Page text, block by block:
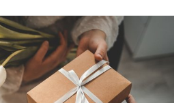
katerimi ima skoraj vsak
svojega favorita, mi pa vam
največjega in najbolj
- otok Tenerife. Ker lahko
vedno ponudijo lokalni
znano vplivnico in udeleženko